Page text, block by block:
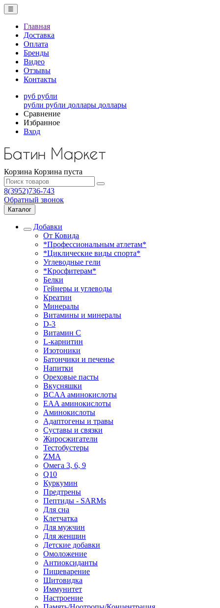
☰
Главная
Доставка
Оплата
Бренды
Видео
Отзывы
Контакты
руб рубли
рубли рубли доллары доллары
Сравнение
Избранное
Вход
Корзина Корзина пуста
8(3952)736-743
Обратный звонок
Каталог
Добавки
От Ковида
*Профессиональным атлетам*
*Циклические виды спорта*
Углеводные гели
*Кросфитерам*
Белки
Гейнеры и углеводы
Креатин
Минералы
Витамины и минералы
D-3
Витамин С
L-карнитин
Изотоники
Батончики и печенье
Напитки
Ореховые пасты
Вкусняшки
BCAA аминокислоты
EAA аминокислоты
Аминокислоты
Адаптогены и травы
Суставы и связки
Жиросжигатели
Тестобустеры
ZMA
Омега 3, 6, 9
Q10
Куркумин
Предтрены
Пептиды - SARMs
Для сна
Клетчатка
Для мужчин
Для женщин
Детские добавки
Омоложение
Антиоксиданты
Пищеварение
Щитовидка
Иммунитет
Настроение